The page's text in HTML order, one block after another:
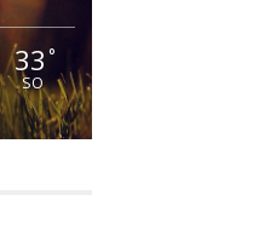
33 °
SO